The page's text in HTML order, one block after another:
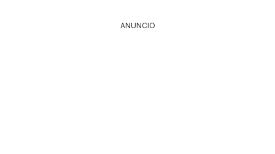
ANUNCIO